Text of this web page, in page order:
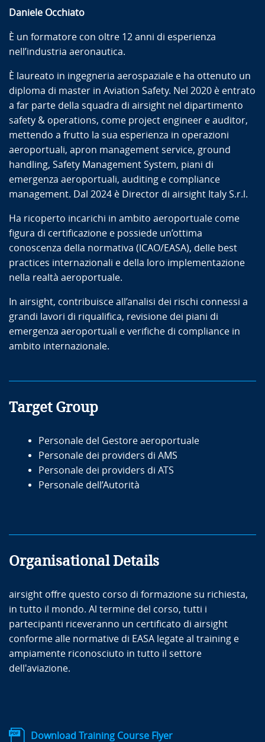
Daniele Occhiato
È un formatore con oltre 12 anni di esperienza
nell’industria aeronautica.
È laureato in ingegneria aerospaziale e ha ottenuto un
diploma di master in Aviation Safety. Nel 2020 è entrato
a far parte della squadra di airsight nel dipartimento
safety & operations, come project engineer e auditor,
mettendo a frutto la sua esperienza in operazioni
aeroportuali, apron management service, ground
handling, Safety Management System, piani di
emergenza aeroportuali, auditing e compliance
management. Dal 2024 è Director di airsight Italy S.r.l.
Ha ricoperto incarichi in ambito aeroportuale come
figura di certificazione e possiede un’ottima
conoscenza della normativa (ICAO/EASA), delle best
practices internazionali e della loro implementazione
nella realtà aeroportuale.
In airsight, contribuisce all’analisi dei rischi connessi a
grandi lavori di riqualifica, revisione dei piani di
emergenza aeroportuali e verifiche di compliance in
ambito internazionale.
Target Group
Personale del Gestore aeroportuale
Personale dei providers di AMS
Personale dei providers di ATS
Personale dell’Autorità
Organisational Details
airsight offre questo corso di formazione su richiesta,
in tutto il mondo. Al termine del corso, tutti i
partecipanti riceveranno un certificato di airsight
conforme alle normative di EASA legate al training e
ampiamente riconosciuto in tutto il settore
dell'aviazione.
Download Training Course Flyer